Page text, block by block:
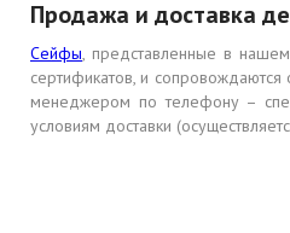
Продажа и доставка
Сейфы, представленные в
сертификатов, и сопровождаются
менеджером по телефону –
условиям доставки